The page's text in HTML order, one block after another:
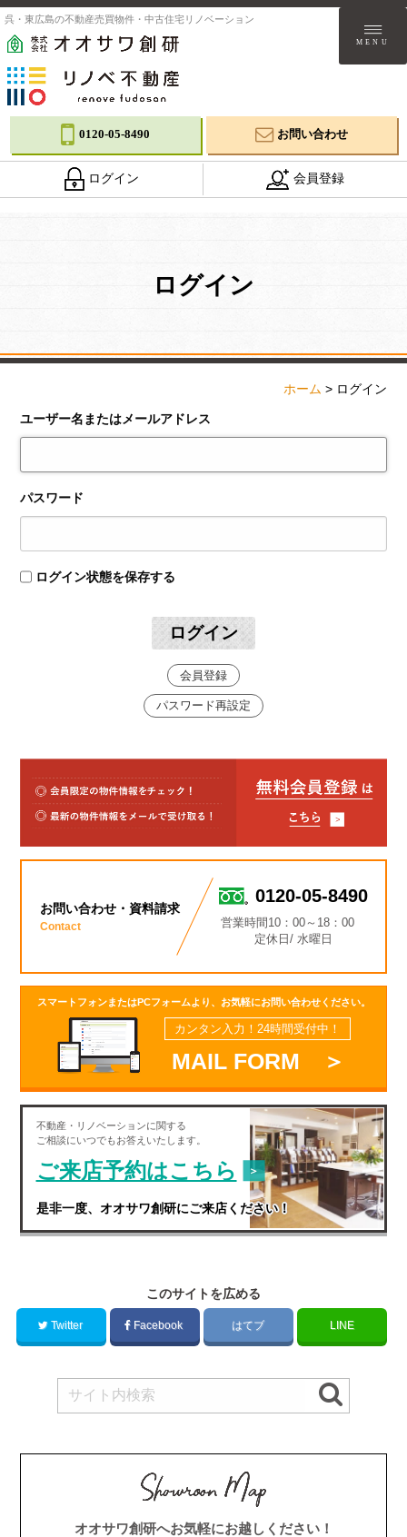
呉・東広島の不動産売買物件・中古住宅リノベーション
MENU
0120-05-8490 お問い合わせ
ログイン 会員登録
ログイン
ホーム > ログイン
ユーザー名またはメールアドレス
パスワード
ログイン状態を保存する
ログイン
会員登録
パスワード再設定
お問い合わせ・資料請求
Contact
0120-05-8490
営業時間10：00～18：00
定休日/ 水曜日
スマートフォンまたはPCフォームより、お気軽にお問い合わせください。
カンタン入力！24時間受付中！
MAIL FORM ＞
不動産・ リノベーションに関する
ご相談にいつでもお答えいたします。
ご来店予約はこちら
是非一度、オオサワ創研にご来店ください！
このサイトを広める
Twitter Facebook はてブ LINE
オオサワ創研へお気軽にお越しください！